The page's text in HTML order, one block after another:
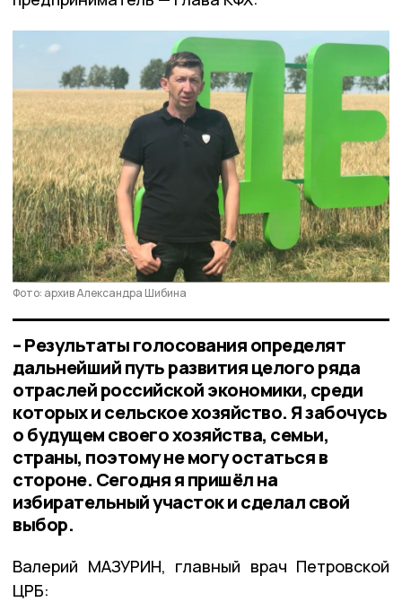
Фото: архив Александра Шибина
– Результаты голосования определят
дальнейший путь развития целого ряда
отраслей российской экономики, среди
которых и сельское хозяйство. Я забочусь
о будущем своего хозяйства, семьи,
страны, поэтому не могу остаться в
стороне. Сегодня я пришёл на
избирательный участок и сделал свой
выбор.
Валерий МАЗУРИН, главный врач Петровской
ЦРБ: